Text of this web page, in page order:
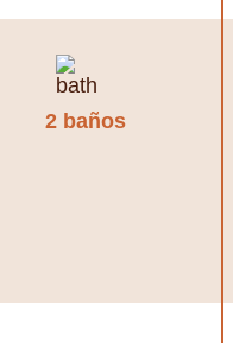
2 baños